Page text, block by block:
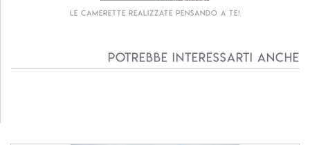
Le camerette realizzate pensando a te!
Potrebbe interessarti anche